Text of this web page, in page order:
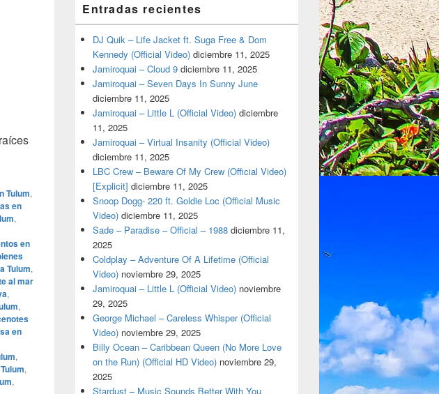
Te recomendamos con Vanessa
Tulum,
en
,
en
Tulum,
al mar
,
,
en
,
,
,
Entradas recientes
DJ Quik – Life Jacket ft. Suga Free & Dom
Kennedy (Official Video) diciembre 11, 2025
Jamiroquai – Cloud 9 diciembre 11, 2025
Jamiroquai – Seven Days In Sunny June
diciembre 11, 2025
Jamiroquai – Little L (Official Video) diciembre
11, 2025
Jamiroquai – Virtual Insanity (Official Video)
diciembre 11, 2025
LBC Crew – Beware Of My Crew (Official Video)
[Explicit] diciembre 11, 2025
Snoop Dogg- 220 ft. Goldie Loc (Official Music
Video) diciembre 11, 2025
Sade – Paradise – Official – 1988 diciembre 11,
2025
Coldplay – Adventure Of A Lifetime (Official
Video) noviembre 29, 2025
Jamiroquai – Little L (Official Video) noviembre
29, 2025
George Michael – Careless Whisper (Official
Video) noviembre 29, 2025
Billy Ocean – Caribbean Queen (No More Love
on the Run) (Official HD Video) noviembre 29,
2025
Stardust – Music Sounds Better With You